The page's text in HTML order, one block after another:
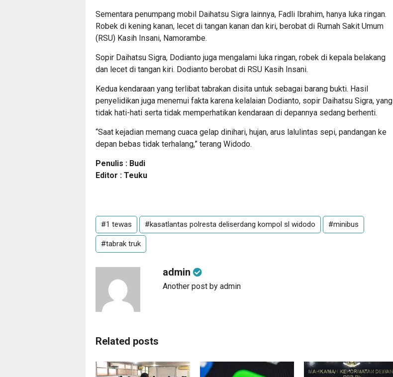
Sementara penumpang mobil Daihatsu Sigra lainnya, Fadli Ibrahim, hanya luka ringan.
Robek di kening kanan, lecet di tangan kanan dan kiri, berobat di Rumah Sakit Umum
(RSU) Kasih Insani, Namorambe.
Sopir Daihatsu Sigra, Dodianto juga mengalami luka ringan, robek di kepala belakang
dan lecet di tangan kiri. Dodianto berobat di RSU Kasih Insani.
Kedua kendaraan yang terlibat tabrakan disita untuk sebagai barang bukti. Hasil
penyelidikan juga menemui fakta karena kelalaian Dodianto, sopir Daihatsu Sigra, yang
tidak hati-hati serta tidak memperhatikan kendaraan di depannya sedang berhenti.
“Saat kejadian memang cuaca gelap dinihari, hujan, arus lalulintas sepi, pandangan ke
depan bebas tidak terhalang,” terang Widodo.
Penulis : Budi
Editor : Teuku
#1 tewas #kasatlantas polresta deliserdang kompol sl widodo #minibus
#tabrak truk
admin
Another post by admin
Related posts